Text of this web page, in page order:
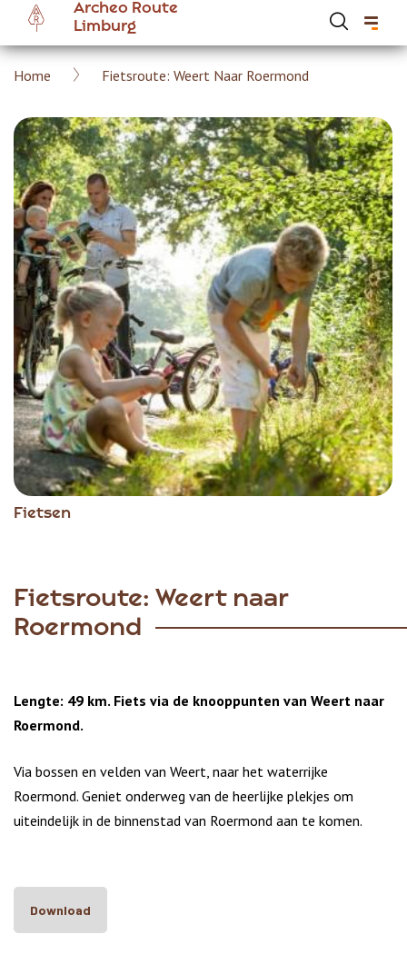
Overslaan
naar
gaan
Archeo Route
Limburg
Kruimelpad
Home Fietsroute: Weert Naar Roermond
Fietsen
Fietsroute: Weert naar
Roermond
Lengte: 49 km. Fiets via de knooppunten van Weert naar
Roermond.
Via bossen en velden van Weert, naar het waterrijke
Roermond. Geniet onderweg van de heerlijke plekjes om
uiteindelijk in de binnenstad van Roermond aan te komen.
Download